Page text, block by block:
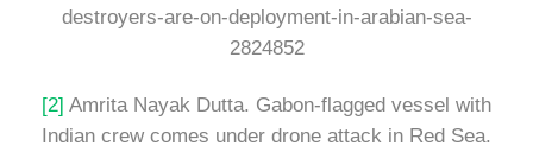
destroyers-are-on-deployment-in-arabian-sea-
2824852
[2] Amrita Nayak Dutta. Gabon-flagged vessel with
Indian crew comes under drone attack in Red Sea.